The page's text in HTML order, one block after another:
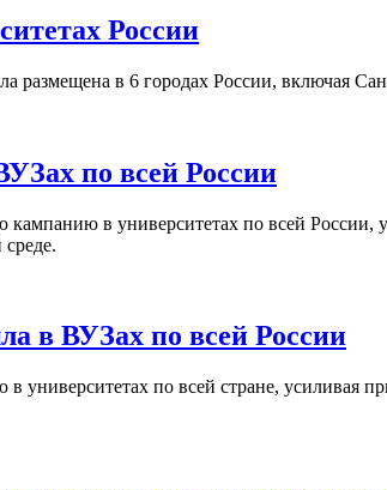
России
размещена в 6 городах России, включая
по всей России
в университетах по всей
в ВУЗах по всей России
по всей стране, усиливая